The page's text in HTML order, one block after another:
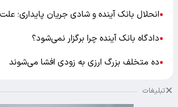
●انحلال بانک آینده و شادی جریان پایداری؛
●دادگاه بانک آینده چرا برگزار نمی‌شود؟
●ده متخلف بزرگ ارزی به زودی افشا می‌شوند
تبلیغات